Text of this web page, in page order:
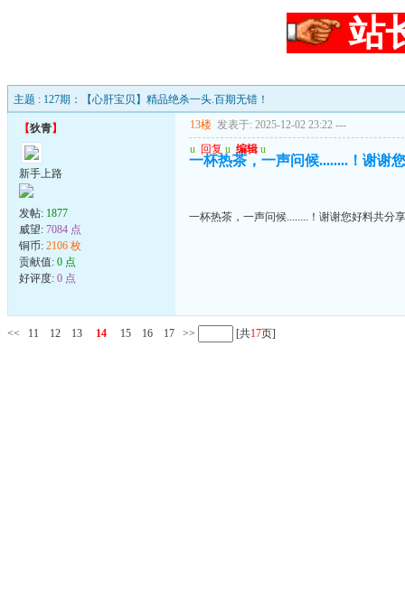
站
主题 : 127期：【心肝宝贝】精品绝杀一头.百期无错！
【狄青】
新手上路
发帖: 1877
威望: 7084 点
铜币: 2106 枚
贡献值: 0 点
好评度: 0 点
13楼 发表于: 2025-12-02 23:22 ---
u 回复 u 编辑 u
一杯热茶，一声问候........！谢谢
一杯热茶，一声问候........！谢谢您好料共分
<< 11 12 13 14 15 16 17 >> [共17页]